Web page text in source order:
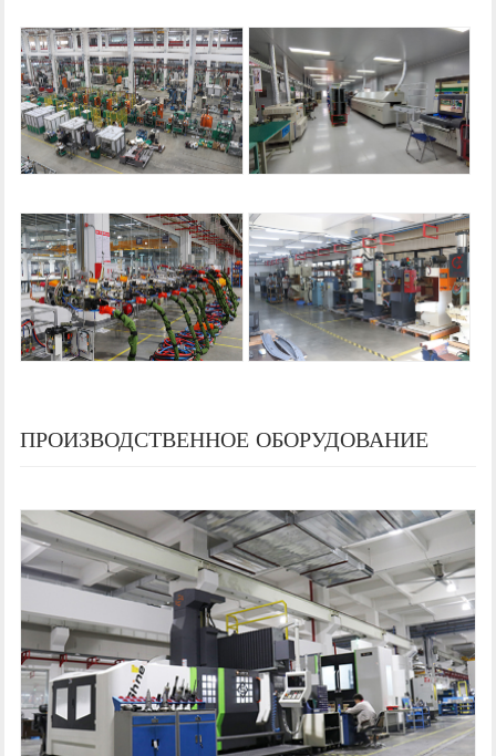
ПРОИЗВОДСТВЕННОЕ ОБОРУДОВАНИЕ